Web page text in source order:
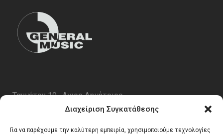
Διαχείριση Συγκατάθεσης
Για να παρέχουμε την καλύτερη εμπειρία, χρησιμοποιούμε τεχνολογίες
Ταυγέτου 19 , Αγιος Δημήτριος